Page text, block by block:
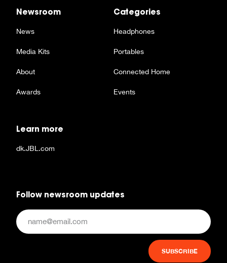
Newsroom
News
Media Kits
About
Awards
Categories
Headphones
Portables
Connected Home
Events
Learn more
dk.JBL.com
Follow newsroom updates